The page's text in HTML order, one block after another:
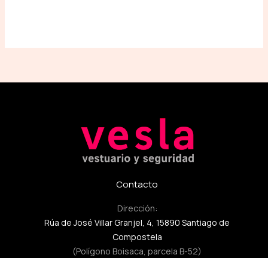
Contacto
Dirección:
Rúa de José Villar Granjel, 4, 15890 Santiago de
Compostela
(Polígono Boisaca, parcela B-52)